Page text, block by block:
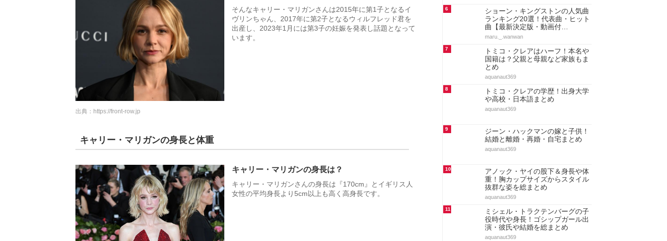
そんなキャリー・マリガンさんは2015年に第1子となるイ
ヴリンちゃん、2017年に第2子となるウィルフレッド君を
出産し、2023年1月には第3子の妊娠を発表し話題となって
います。
出典： https://front-row.jp
キャリー・マリガンの身長と体重
キャリー・マリガンの身長は？
キャリー・マリガンさんの身長は『170cm』とイギリス人
女性の平均身長より5cm以上も高く高身長です。
6
ショーン・キングストンの人気曲
ランキング20選！代表曲・ヒット
曲【最新決定版・動画付…
maru._.wanwan
7
トミコ・クレアはハーフ！本名や
国籍は？父親と母親など家族もま
とめ
aquanaut369
8
トミコ・クレアの学歴！出身大学
や高校・日本語まとめ
aquanaut369
9
ジーン・ハックマンの嫁と子供！
結婚と離婚・再婚・自宅まとめ
aquanaut369
10
アノック・ヤイの股下＆身長や体
重！胸カップサイズからスタイル
抜群な姿を総まとめ
aquanaut369
11
ミシェル・トラクテンバーグの子
役時代や身長！ゴシップガール出
演・彼氏や結婚を総まとめ
aquanaut369